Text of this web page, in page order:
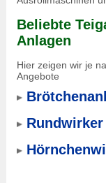
Beliebte
Anlagen
Hier zeigen wir je
Angebote